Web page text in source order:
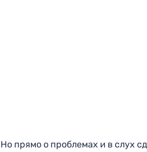
Но прямо о проблемах и в слух